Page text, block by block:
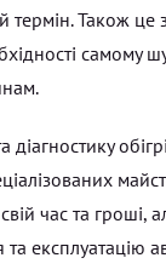
термін. Також
самому
час та гроші,
експлуатацію